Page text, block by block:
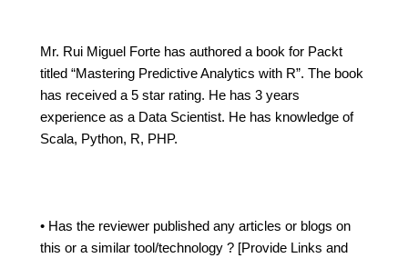
Mr. Rui Miguel Forte has authored a book for Packt
titled “Mastering Predictive Analytics with R”. The book
has received a 5 star rating. He has 3 years
experience as a Data Scientist. He has knowledge of
Scala, Python, R, PHP.
• Has the reviewer published any articles or blogs on
this or a similar tool/technology ? [Provide Links and